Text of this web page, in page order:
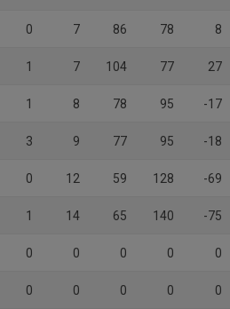
0 7 86 78 8
1 7 104 77 27
1 8 78 95 -17
3 9 77 95 -18
0 12 59 128 -69
1 14 65 140 -75
0 0 0 0 0
0 0 0 0 0